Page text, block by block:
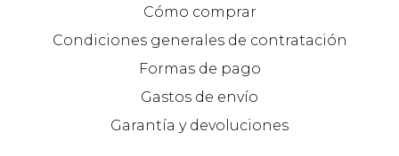
Cómo comprar
Condiciones generales de contratación
Formas de pago
Gastos de envío
Garantía y devoluciones